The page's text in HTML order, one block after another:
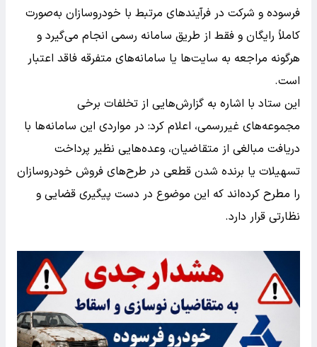
فرسوده و شرکت در فرآیندهای مرتبط با خودروسازان به‌صورت
کاملاً رایگان و فقط از طریق سامانه رسمی انجام می‌گیرد و
هرگونه مراجعه به سایت‌ها یا سامانه‌های متفرقه فاقد اعتبار
است.
این ستاد با اشاره به گزارش‌هایی از تخلفات برخی
مجموعه‌های غیررسمی، اعلام کرد: در مواردی این سامانه‌ها با
دریافت مبالغی از متقاضیان، وعده‌هایی نظیر پرداخت
تسهیلات یا برنده شدن قطعی در طرح‌های فروش خودروسازان
را مطرح کرده‌اند که این موضوع در دست پیگیری قضایی و
نظارتی قرار دارد.